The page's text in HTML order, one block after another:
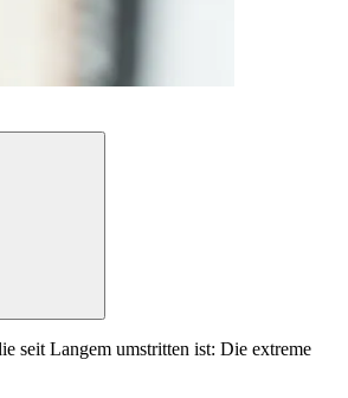
seit Langem umstritten ist: Die extreme